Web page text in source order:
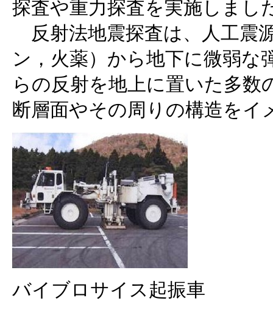
探査や重力探査を実施しまし
反射法地震探査は、人工震
ン，火薬）から地下に微弱な
らの反射を地上に置いた多
断層面やその周りの構造を
バイブロサイス起振車